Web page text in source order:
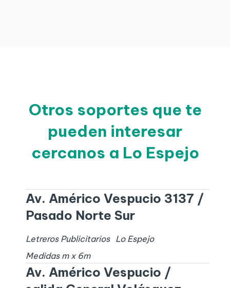
Otros soportes que te
pueden interesar
cercanos a Lo Espejo
Av. Américo Vespucio 3137 /
Pasado Norte Sur
Letreros Publicitarios
Lo Espejo
Medidas m x 6m
Av. Américo Vespucio /